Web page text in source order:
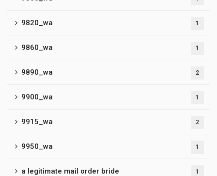
9820_wa 1
9860_wa 1
9890_wa 2
9900_wa 1
9915_wa 2
9950_wa 1
a legitimate mail order bride 1